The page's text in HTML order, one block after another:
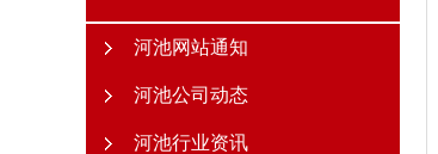
河池网站通知
河池公司动态
河池行业资讯